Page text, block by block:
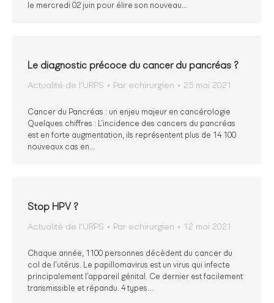
le mercredi 02 juin pour élire son nouveau…
Le diagnostic précoce du cancer du pancréas ?
Actualité de l'URPS Par echirurgien 25 mai 2021
Cancer du Pancréas : un enjeu majeur en cancérologie
Quelques chiffres : L’incidence des cancers du pancréas
est en forte augmentation, ils représentent plus de 14 100
nouveaux cas en…
Stop HPV ?
Actualité de l'URPS Par echirurgien 12 mai 2021
Chaque année, 1100 personnes décèdent du cancer du
col de l’utérus. Le papillomavirus est un virus qui infecte
principalement l’appareil génital. Ce dernier est facilement
transmissible et répandu. 4 types…